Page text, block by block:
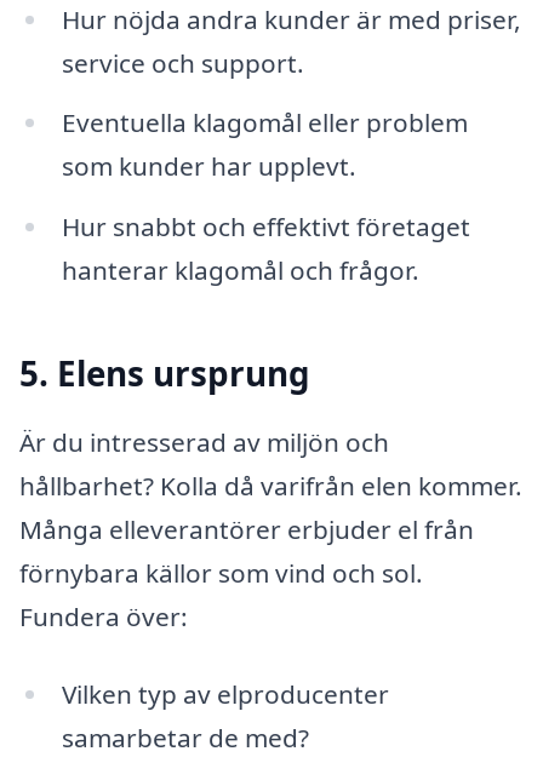
Hur nöjda andra kunder är med priser,
service och support.
Eventuella klagomål eller problem
som kunder har upplevt.
Hur snabbt och effektivt företaget
hanterar klagomål och frågor.
5. Elens ursprung
Är du intresserad av miljön och
hållbarhet? Kolla då varifrån elen kommer.
Många elleverantörer erbjuder el från
förnybara källor som vind och sol.
Fundera över:
Vilken typ av elproducenter
samarbetar de med?